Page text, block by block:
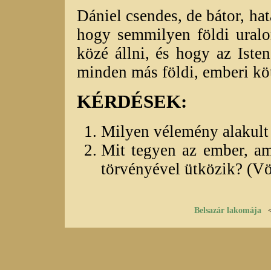
Dániel csendes, de bátor,
hogy semmilyen földi
közé állni, és hogy az
minden más földi, emberi
KÉRDÉSEK:
Milyen vélemény
Mit tegyen az ember,
törvényével ütközik?
Belsazár lakomája